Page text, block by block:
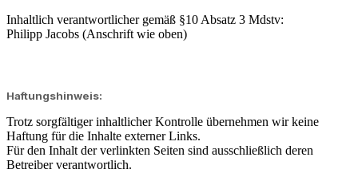
Inhaltlich verantwortlicher gemäß §10 Absatz 3 Mdstv:
Philipp Jacobs (Anschrift wie oben)
Haftungshinweis:
Trotz sorgfältiger inhaltlicher Kontrolle übernehmen wir keine
Haftung für die Inhalte externer Links.
Für den Inhalt der verlinkten Seiten sind ausschließlich deren
Betreiber verantwortlich.